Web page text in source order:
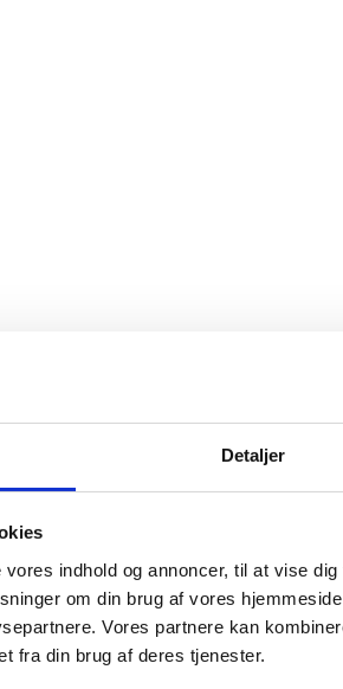
Detaljer
indhold og annoncer, til at vise
om din brug af vores
Vores partnere kan
fra din brug af deres tjenester.